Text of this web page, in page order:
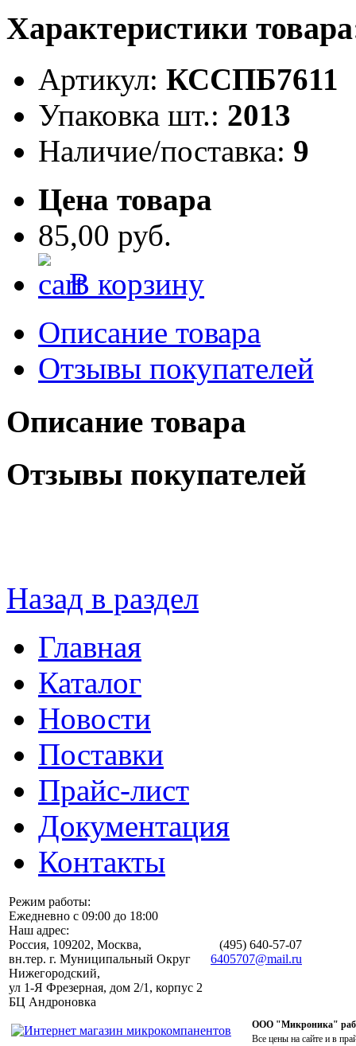
Характеристики
Артикул: КССПБ7611
Упаковка шт.: 2013
Наличие/поставка: 9
Цена товара
85,00 руб.
В корзину
Описание товара
Отзывы покупателей
Описание товара
Отзывы покупателей
Назад в раздел
Главная
Каталог
Новости
Поставки
Прайс-лист
Документация
Контакты
Режим работы:
Ежедневно с 09:00 до 18:00
Наш адрес:
Россия, 109202, Москва,
вн.тер. г. Муниципальный Округ
Нижегородский,
ул 1-Я Фрезерная, дом 2/1, корпус 2
БЦ Андроновка
(495) 640-57-07
6405707@mail.ru
ООО "Микроника"
Все цены на сайте и в